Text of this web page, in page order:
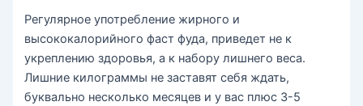
Регулярное употребление жирного и
высококалорийного фаст фуда, приведет не к
укреплению здоровья, а к набору лишнего веса.
Лишние килограммы не заставят себя ждать,
буквально несколько месяцев и у вас плюс 3-5